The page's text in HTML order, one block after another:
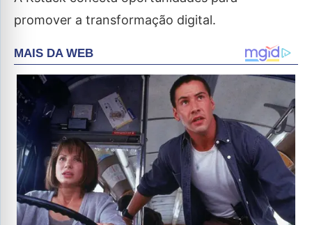
promover a transformação digital.